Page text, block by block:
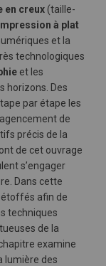
en creux (taille-
à plat
et la
technologiques
et les
horizons. Des
par étape les
de
précis de la
de cet ouvrage
s’engager
Dans cette
afin de
techniques
de la
examine
lumière des